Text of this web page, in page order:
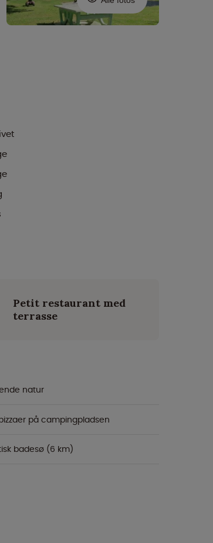
Petit restaurant med
terrasse
natur
på campingpladsen
badesø (6 km)